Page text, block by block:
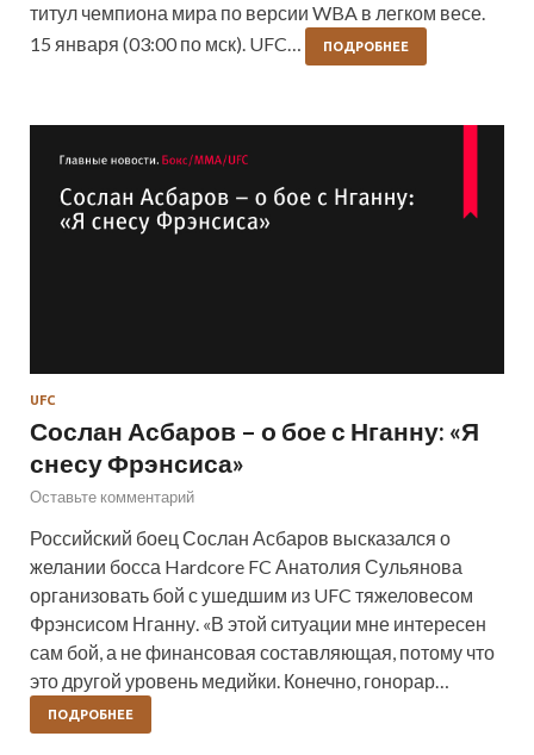
титул чемпиона мира по версии WBA в легком весе.
15 января (03:00 по мск). UFC…
ПОДРОБНЕЕ
UFC
Сослан Асбаров – о бое с Нганну: «Я
снесу Фрэнсиса»
Оставьте комментарий
Российский боец Сослан Асбаров высказался о
желании босса Hardcore FC Анатолия Сульянова
организовать бой с ушедшим из UFC тяжеловесом
Фрэнсисом Нганну. «В этой ситуации мне интересен
сам бой, а не финансовая составляющая, потому что
это другой уровень медийки. Конечно, гонорар…
ПОДРОБНЕЕ